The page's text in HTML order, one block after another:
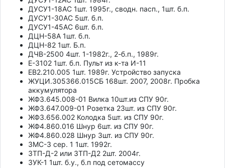
ДУСУ1-18АС 1шт. 1995г., сводн. пасп., 1шт. б.п.
ДУСУ1-30АС 5шт. б.п.
ДУСУ1-45АС 6шт. б.п.
ДЦН-58А 1шт. б.п.
ДЦН-82 1шт. Б.п.
ДЧВ-2500 4шт. 1-1982г., 2-б.п., 1989г.
Е-3102 1шт. б.п. Пульт из к-та И-11
ЕВ2.210.005 1шт. 1989г. Устройство запуска
ЖУЦИ.305366.015СБ 168шт. 2007, 2008г. Пробка
аккумулятора
ЖФ3.645.008-01 Вилка 10шт.из СПУ 90г.
ЖФ3.647.009-01 Розетка 23шт. из СПУ 90г.
ЖФ3.656.002 Колодка 5шт. из СПУ 90г.
ЖФ4.860.016 Шнур 6шт. из СПУ 90г.
ЖФ4.860.028 Шнур 3шт. из СПУ 90г.
ЗМС-3 сер. 1 1шт. 1992г.
ЗТП-Д-2 или ЗТП-Д2 2шт. 2004г.
ЗУК-1 1шт. б.у., б.п под сетомассу